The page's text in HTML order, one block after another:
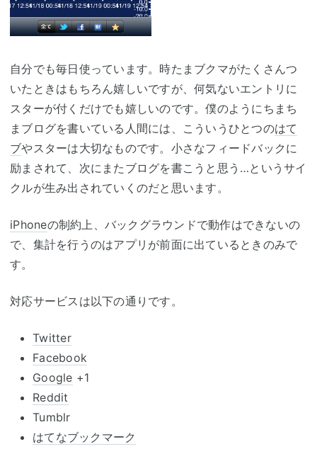
自分でも毎日使っています。時たまブクマがたくさんつ
いたときはもちろん嬉しいですが、何気ないエントリに
スターが付くだけでも嬉しいのです。僕のようにちまち
まブログを書いている人間には、こういうひとつのはて
ブやスターは大切なものです。小さなフィードバックに
励まされて、次にまたブログを書こうと思う…というサイ
クルが生み出されていくのだと思います。
iPhoneの制約上、バックグラウンドで動作はできないの
で、集計を行うのはアプリが前面に出ているときのみで
す。
対応サービスは以下の通りです。
Twitter
Facebook
Google +1
Reddit
Tumblr
はてなブックマーク